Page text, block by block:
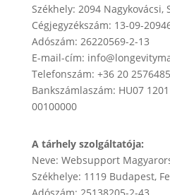
Székhely: 2094 Nagykovácsi,
Cégjegyzékszám: 13-09-
Adószám: 26220569-2-13
E-mail-cím:
Telefonszám: +36 20 2576485
Bankszámlaszám: HU07
00100000
A tárhely szolgáltatója:
Neve: Websupport
Székhelye: 1119 Budapest,